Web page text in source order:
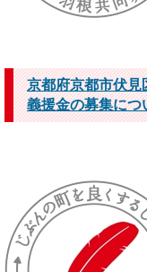
京都府京都市伏見
義援金の募集に